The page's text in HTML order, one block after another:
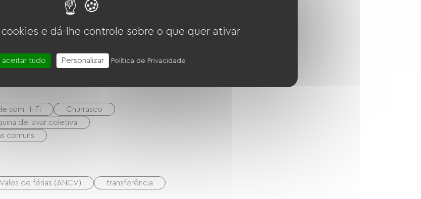
Centro de Fitness
Massagens / Modelagens
som Hi-Fi
Churrasco
de lavar coletiva
comuns
Vales de férias (ANCV) transferência
e dá-lhe controle sobre o que quer ativar
aceitar tudo Personalizar Política de Privacidade